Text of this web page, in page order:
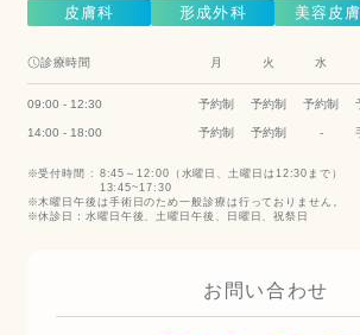
皮膚科 形成外科 美容皮
診療時間 月 火 水
09:00 - 12:30 予約制 予約制 予約制
14:00 - 18:00 予約制 予約制 -
受付時間 : 8:45～12:00（水曜日、土曜日は12:30まで）
13:45~17:30
木曜日午後は手術日のため一般診療は行っておりません。
休診日：水曜日午後、土曜日午後、日曜日、祝祭日
お問い合わせ